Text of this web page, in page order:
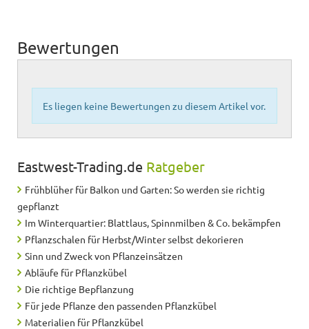
Bewertungen
Es liegen keine Bewertungen zu diesem Artikel vor.
Eastwest-Trading.de Ratgeber
Frühblüher für Balkon und Garten: So werden sie richtig
gepflanzt
Im Winterquartier: Blattlaus, Spinnmilben & Co. bekämpfen
Pflanzschalen für Herbst/Winter selbst dekorieren
Sinn und Zweck von Pflanzeinsätzen
Abläufe für Pflanzkübel
Die richtige Bepflanzung
Für jede Pflanze den passenden Pflanzkübel
Materialien für Pflanzkübel